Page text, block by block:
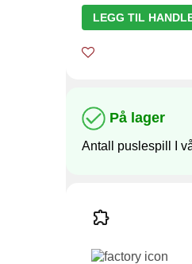
LEGG TIL
På lager
Antall puslespill I